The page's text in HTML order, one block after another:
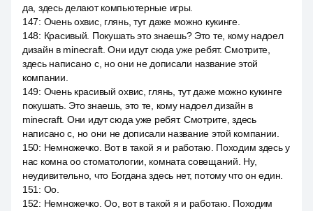
да, здесь делают компьютерные игры.
147: Очень охвис, глянь, тут даже можно кукинге.
148: Красивый. Покушать это знаешь? Это те, кому надоел
дизайн в minecraft. Они идут сюда уже ребят. Смотрите,
здесь написано с, но они не дописали название этой
компании.
149: Очень красивый охвис, глянь, тут даже можно кукинге
покушать. Это знаешь, это те, кому надоел дизайн в
minecraft. Они идут сюда уже ребят. Смотрите, здесь
написано с, но они не дописали название этой компании.
150: Немножечко. Вот в такой я и работаю. Походим здесь у
нас комна оо стоматологии, комната совещаний. Ну,
неудивительно, что Богдана здесь нет, потому что он един.
151 : Оо.
152: Немножечко. Оо, вот в такой я и работаю. Походим